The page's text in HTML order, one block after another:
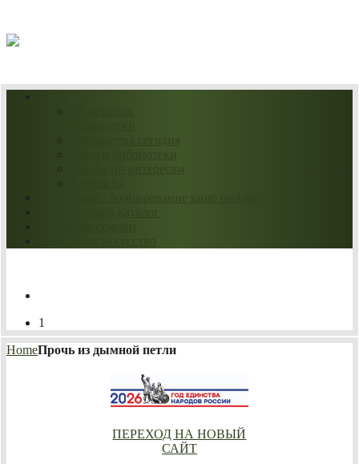
1
HomeПрочь из дымной петли
ПЕРЕХОД НА НОВЫЙ
САЙТ